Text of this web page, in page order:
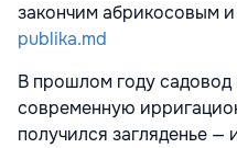
закончим абрикосовым
publika.md
В прошлом году садовод
современную
получился загляденье —